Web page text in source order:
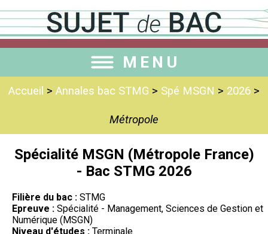
MENU
Accueil > Annales bac STMG > Spé MSGN > 2026 >
Métropole
Spécialité MSGN (Métropole France)
- Bac STMG 2026
Filière du bac : STMG
Epreuve : Spécialité - Management, Sciences de Gestion et
Numérique (MSGN)
Niveau d'études : Terminale